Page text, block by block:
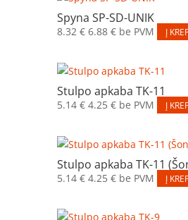
Spyna SP-SD-UNIK
8.32 € 6.88 €be PVM Į
Stulpo apkaba TK-11
5.14 € 4.25 €be PVM Į
Stulpo apkaba TK-11
5.14 € 4.25 €be PVM Į